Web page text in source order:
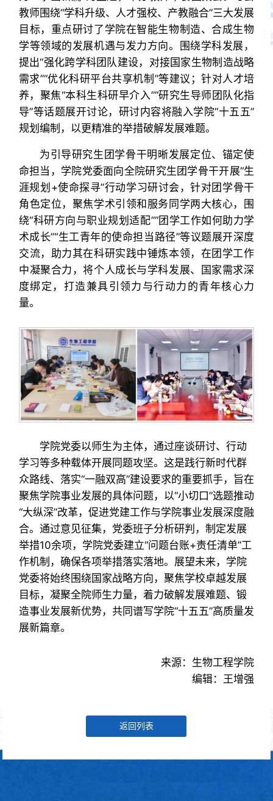
教师围绕“学科升级、人才强校、产教融合”三大发展
目标，重点研讨了学院在智能生物制造、合成生物
学等领域的发展机遇与发力方向。围绕学科发展，
提出“强化跨学科团队建设，对接国家生物制造战略
需求”“优化科研平台共享机制”等建议；针对人才培
养，聚焦“本科生科研早介入”“研究生导师团队化指
导”等话题展开讨论，研讨内容将融入学院“十五五”
规划编制，以更精准的举措破解发展难题。
为引导研究生团学骨干明晰发展定位、锚定使
命担当，学院党委面向全院研究生团学骨干开展“生
涯规划+使命探寻”行动学习研讨会，针对团学骨干
角色定位，聚焦学术引领和服务同学两大核心，围
绕“科研方向与职业规划适配”“团学工作如何助力学
术成长”“生工青年的使命担当路径”等议题展开深度
交流，助力其在科研实践中锤炼本领，在团学工作
中凝聚合力，将个人成长与学科发展、国家需求深
度绑定，打造兼具引领力与行动力的青年核心力
量。
学院党委以师生为主体，通过座谈研讨、行动
学习等多种载体开展同题攻坚。这是践行新时代群
众路线、落实“一融双高”建设要求的重要抓手，旨在
聚焦学院事业发展的具体问题，以“小切口”选题推动
“大纵深”改革，促进党建工作与学院事业发展深度融
合。通过意见征集，党委班子分析研判，制定发展
举措10余项，学院党委建立“问题台账+责任清单”工
作机制，确保各项举措落实落地。展望未来，学院
党委将始终围绕国家战略方向，聚焦学校卓越发展
目标，凝聚全院师生力量，着力破解发展难题、锻
造事业发展新优势，共同谱写学院“十五五”高质量发
展新篇章。
来源：生物工程学院
编辑：王增强
返回列表